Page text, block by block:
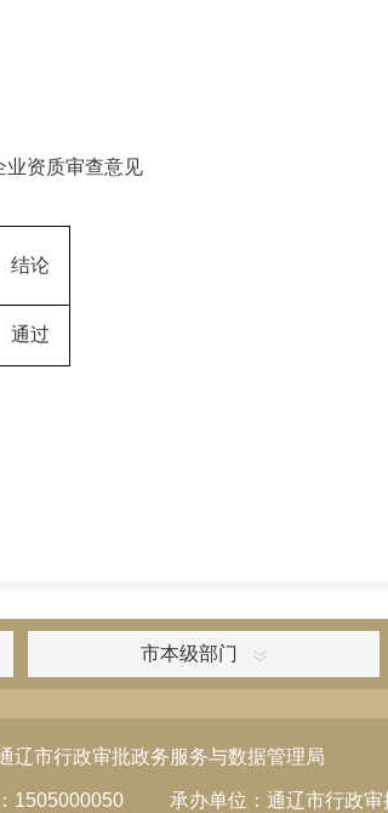
业资质审查意见
结论
通过
市本级部门
辽市行政审批政务服务与数据管理局
承办单位：通辽市行政
1505000050